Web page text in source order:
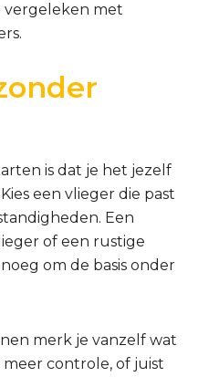
met
is dat je het jezelf
een vlieger die past
Een
of een rustige
om de basis onder
merk je vanzelf wat
meer controle, of juist